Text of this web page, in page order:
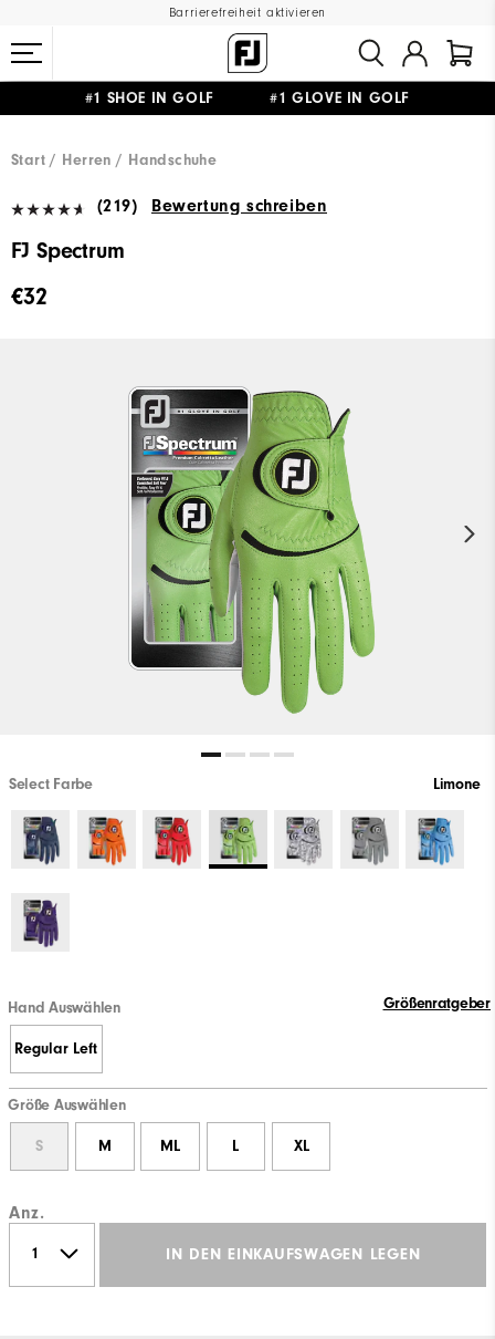
Barrierefreiheit aktivieren
#1 SHOE IN GOLF #1 GLOVE IN GOLF
Start
Herren Handschuhe
(219) Bewertung schreiben
FJ Spectrum
€32
Select Farbe Limone
Hand Auswählen Größenratgeber
Regular Left
Größe Auswählen
S M ML L XL
Anz.
IN DEN EINKAUFSWAGEN LEGEN